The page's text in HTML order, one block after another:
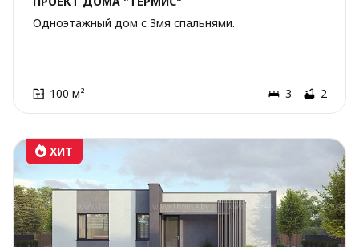
Одноэтажный дом с 3мя спальнями.
100 м² 3 2
ХИТ